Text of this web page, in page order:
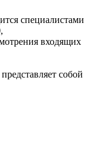
специалистами
входящих
собой